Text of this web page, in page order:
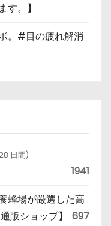
。】
。#目の疲れ解消
日間)
1941
蜂場が厳選した高
販ショップ】
697